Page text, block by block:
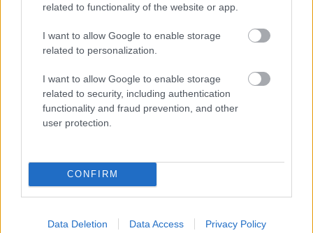
related to functionality of the website or app.
I want to allow Google to enable storage
related to personalization.
I want to allow Google to enable storage
related to security, including authentication
functionality and fraud prevention, and other
user protection.
CONFIRM
Data Deletion Data Access Privacy Policy